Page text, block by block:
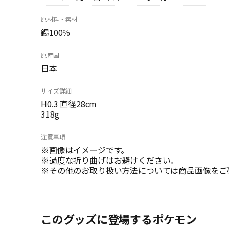
原材料・素材
錫100％
原産国
日本
サイズ詳細
H0.3 直径28cm
318g
注意事項
※画像はイメージです。
※過度な折り曲げはお避けください。
※その他のお取り扱い方法については商品画像をご
このグッズに登場するポケモン